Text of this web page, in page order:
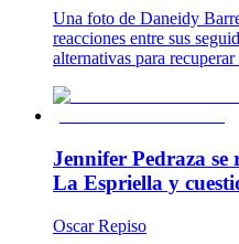
Una foto de Daneidy
reacciones entre sus
alternativas para
Jennifer Pedraza se
La Espriella y
Oscar Repiso